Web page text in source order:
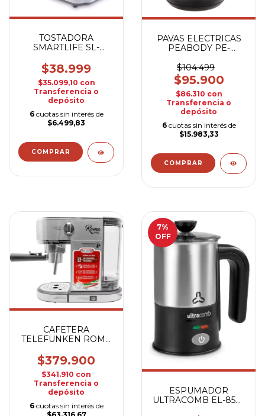
TOSTADORA
SMARTLIFE SL-
$38.999
$35.099,10 con
Transferencia o
depósito
6 cuotas sin interés de
$6.499,83
PAVAS ELECTRICAS
PEABODY PE-
$104.499
$95.900
$86.310 con
Transferencia o
depósito
6 cuotas sin interés de
$15.983,33
CAFETERA
TELEFUNKEN ROMA
$379.900
$341.910 con
Transferencia o
depósito
6 cuotas sin interés de
7%
OFF
ESPUMADOR
ULTRACOMB EL-8501